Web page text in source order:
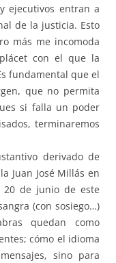
ejecutivos entran a
de la justicia. Esto
más me incomoda
con el que la
fundamental que el
que no permita
si falla un poder
terminaremos
derivado de
Juan José Millás en
de junio de este
(con sosiego…)
quedan como
cómo el idioma
sino para